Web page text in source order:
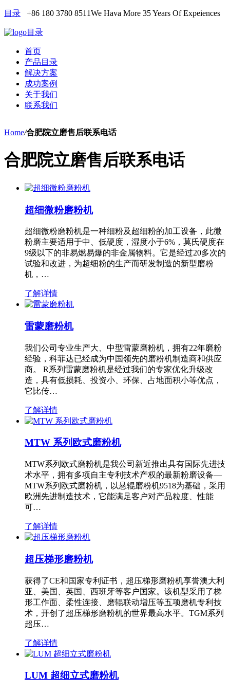
目录 +86 180 3780 8511We Hava More 35 Years Of Expeiences
目录
首页
产品目录
解决方案
成功案例
关于我们
联系我们
Home/合肥院立磨售后联系电话
合肥院立磨售后联系电话
超细微粉磨粉机
超细微粉磨粉机是一种细粉及超细粉的加工设备，此微
粉磨主要适用于中、低硬度，湿度小于6%，莫氏硬度在
9级以下的非易燃易爆的非金属物料。它是经过20多次的
试验和改进，为超细粉的生产而研发制造的新型磨粉
机，…
了解详情
雷蒙磨粉机
我们公司专业生产大、中型雷蒙磨粉机，拥有22年磨粉
经验，科菲达已经成为中国领先的磨粉机制造商和供应
商。 R系列雷蒙磨粉机是经过我们的专家优化升级改
造，具有低损耗、投资小、环保、占地面积小等优点，
它比传…
了解详情
MTW 系列欧式磨粉机
MTW系列欧式磨粉机是我公司新近推出具有国际先进技
术水平，拥有多项自主专利技术产权的最新粉磨设备—
MTW系列欧式磨粉机，以悬辊磨粉机9518为基础，采用
欧洲先进制造技术，它能满足客户对产品粒度、性能
可…
了解详情
超压梯形磨粉机
获得了CE和国家专利证书，超压梯形磨粉机享誉澳大利
亚、美国、英国、西班牙等客户国家。该机型采用了梯
形工作面、柔性连接、磨辊联动增压等五项磨机专利技
术，开创了超压梯形磨粉机的世界最高水平。TGM系列
超压…
了解详情
LUM 超细立式磨粉机